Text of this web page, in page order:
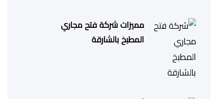
مميزات شركة فتح مجاري
المطبخ بالشارقة